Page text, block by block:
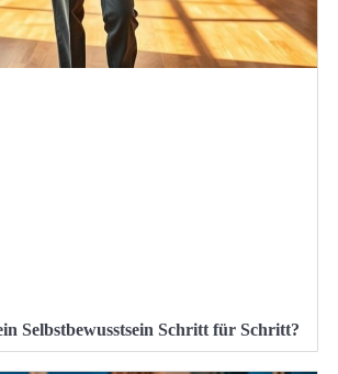
Selbstbewusstsein Schritt für Schritt?